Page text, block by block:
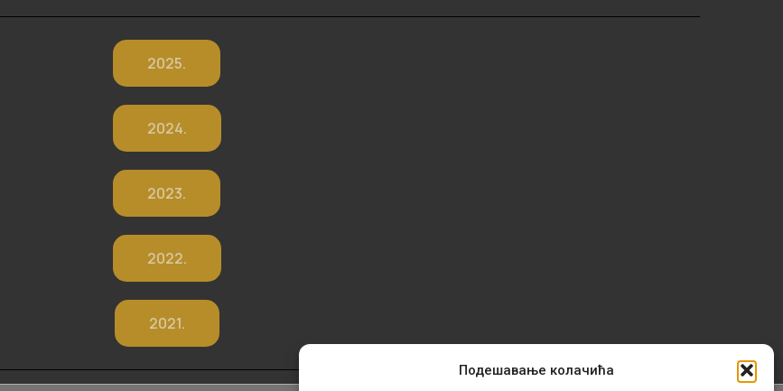
Подешавање колачића
2025.
2024.
2023.
2022.
2021.